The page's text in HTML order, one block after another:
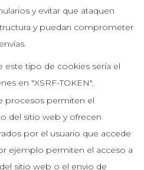
y evitar que ataquen
y puedan comprometer
este tipo de cookies sería el
en "XSRF-TOKEN".
procesos permiten el
del sitio web y ofrecen
por el usuario que accede
ejemplo permiten el acceso a
sitio web o el envio de